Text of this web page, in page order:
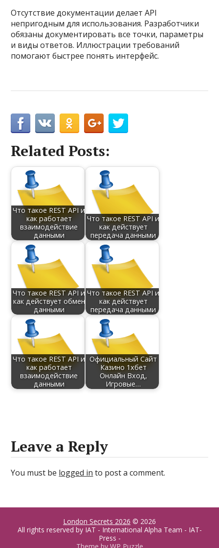
Отсутствие документации делает API
непригодным для использования. Разработчики
обязаны документировать все точки, параметры
и виды ответов. Иллюстрации требований
помогают быстрее понять интерфейс.
Related Posts:
Что такое REST API и
как работает
взаимодействие
данными
Что такое REST API и
как действует
передача данными
Что такое REST API и
как действует обмен
данными
Что такое REST API и
как действует
передача данными
Что такое REST API и
как работает
взаимодействие
данными
Официальный Сайт
Казино 1хбет
Онлайн Вход,
Игровые…
Leave a Reply
You must be logged in to post a comment.
London Secrets 2026 © 2026
All rights reserved by IAT - International Alpha Team - IAT-
Press -